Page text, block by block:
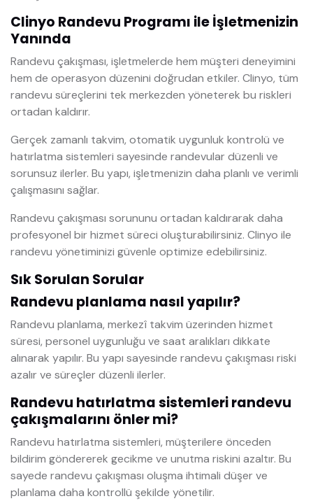
Clinyo Randevu Programı ile İşletmenizin
Yanında
Randevu çakışması, işletmelerde hem müşteri deneyimini
hem de operasyon düzenini doğrudan etkiler. Clinyo, tüm
randevu süreçlerini tek merkezden yöneterek bu riskleri
ortadan kaldırır.
Gerçek zamanlı takvim, otomatik uygunluk kontrolü ve
hatırlatma sistemleri sayesinde randevular düzenli ve
sorunsuz ilerler. Bu yapı, işletmenizin daha planlı ve verimli
çalışmasını sağlar.
Randevu çakışması sorununu ortadan kaldırarak daha
profesyonel bir hizmet süreci oluşturabilirsiniz. Clinyo ile
randevu yönetiminizi güvenle optimize edebilirsiniz.
Sık Sorulan Sorular
Randevu planlama nasıl yapılır?
Randevu planlama, merkezî takvim üzerinden hizmet
süresi, personel uygunluğu ve saat aralıkları dikkate
alınarak yapılır. Bu yapı sayesinde randevu çakışması riski
azalır ve süreçler düzenli ilerler.
Randevu hatırlatma sistemleri randevu
çakışmalarını önler mi?
Randevu hatırlatma sistemleri, müşterilere önceden
bildirim göndererek gecikme ve unutma riskini azaltır. Bu
sayede randevu çakışması oluşma ihtimali düşer ve
planlama daha kontrollü şekilde yönetilir.